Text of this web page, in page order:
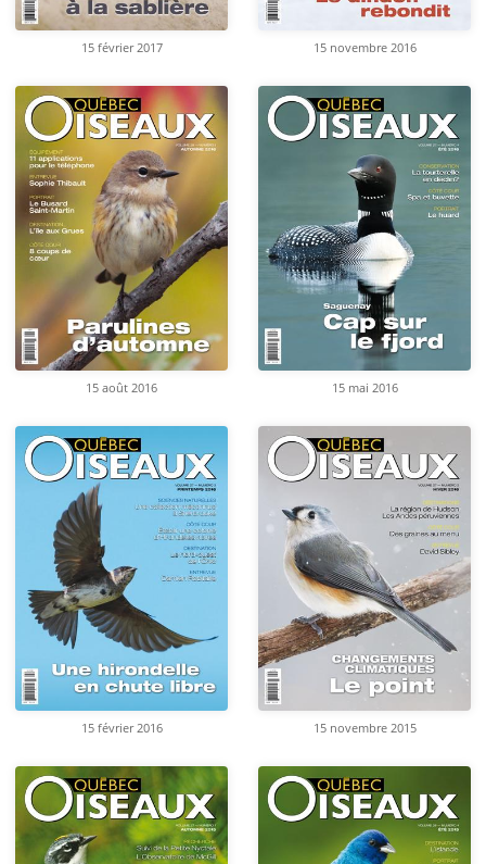
15 février 2017 15 novembre 2016
15 août 2016 15 mai 2016
15 février 2016 15 novembre 2015